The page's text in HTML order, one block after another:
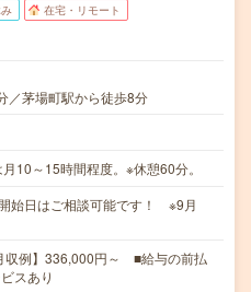
在宅・リモート
／茅場町駅から徒歩8分
10～15時間程度。※休憩60分。
始日はご相談可能です！ ※9月
例】336,000円～ ■給与の前払
スあり